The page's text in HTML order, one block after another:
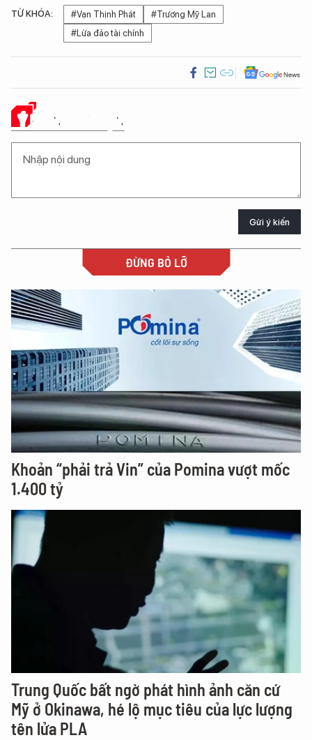
TỪ KHÓA: #Vạn Thịnh Phát
#Trương Mỹ Lan
#Lừa đảo tài chính
Ý KIẾN CỦA BẠN
Gửi ý kiến
ĐỪNG BỎ LỠ
Khoản “phải trả Vin” của Pomina vượt mốc
1.400 tỷ
Trung Quốc bất ngờ phát hình ảnh căn cứ
Mỹ ở Okinawa, hé lộ mục tiêu của lực lượng
tên lửa PLA